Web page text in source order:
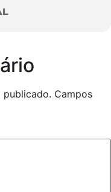
publicado. Campos